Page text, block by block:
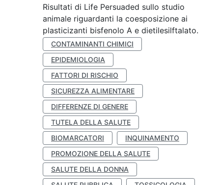
Risultati di Life Persuaded sullo studio
animale riguardanti la coesposizione ai
plasticizanti bisfenolo A e dietilesilftalato.
CONTAMINANTI CHIMICI
EPIDEMIOLOGIA
FATTORI DI RISCHIO
SICUREZZA ALIMENTARE
DIFFERENZE DI GENERE
TUTELA DELLA SALUTE
BIOMARCATORI
INQUINAMENTO
PROMOZIONE DELLA SALUTE
SALUTE DELLA DONNA